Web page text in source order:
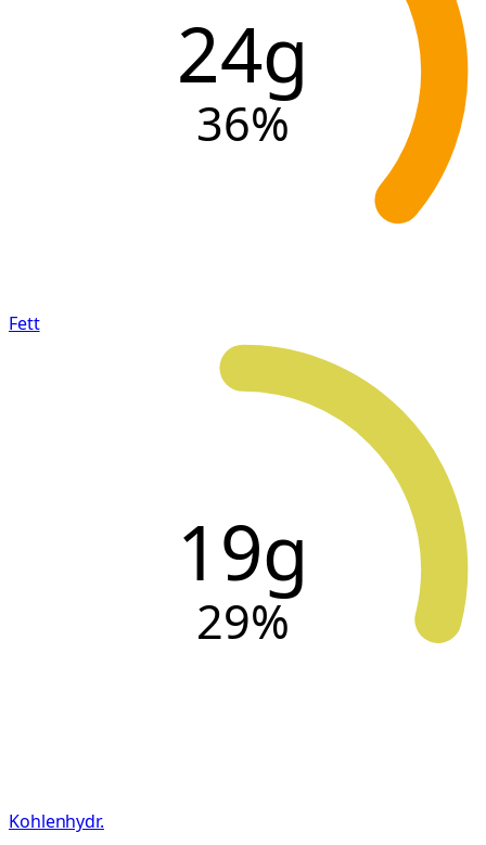
24g
36%
Fett
19g
29%
Kohlenhydr.